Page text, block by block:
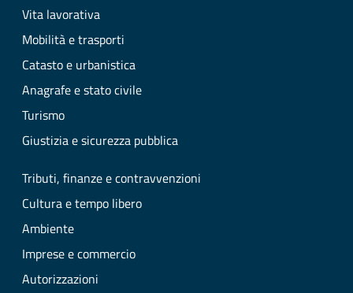
Vita lavorativa
Mobilità e trasporti
Catasto e urbanistica
Anagrafe e stato civile
Turismo
Giustizia e sicurezza pubblica
Tributi, finanze e contravvenzioni
Cultura e tempo libero
Ambiente
Imprese e commercio
Autorizzazioni